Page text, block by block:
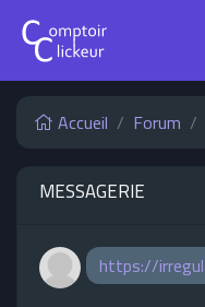
Accueil Forum
MESSAGERIE
https://